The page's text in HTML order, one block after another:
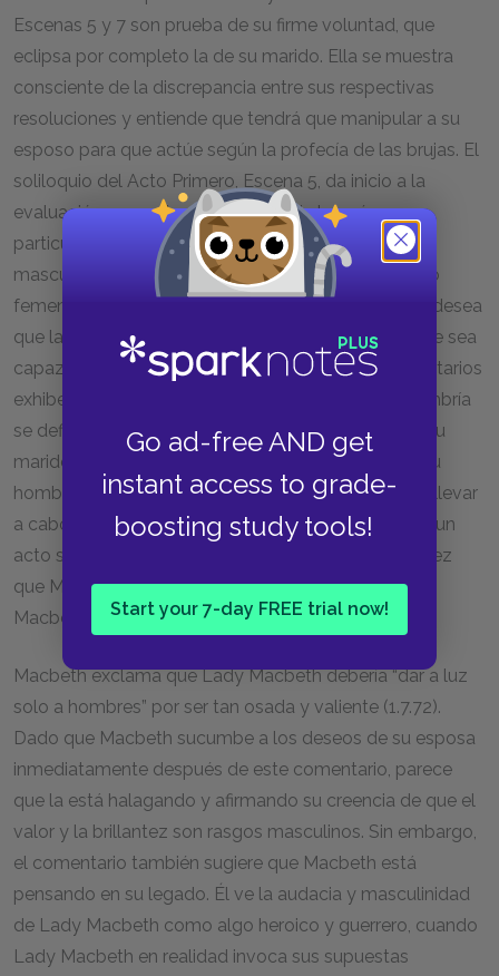
Go ad-free AND get
instant access to grade-
boosting study tools!
Start your 7-day FREE trial now!
Escenas 5 y 7 son prueba de su firme voluntad, que
eclipsa por completo la de su marido. Ella se muestra
consciente de la discrepancia entre sus respectivas
resoluciones y entiende que tendrá que manipular a su
esposo para que actúe según la profecía de las brujas. El
soliloquio del Acto Primero, Escena 5, da inicio a la
evaluación que se hace del papel de los géneros,
particularmente del valor y de la naturaleza de la
masculinidad. En el soliloquio, ella desprecia su lado
femenino, suplicando “quítenme toda feminidad” y desea
que la leche de su pecho se cambie a “hiel”, para que sea
capaz de matar a Duncan ella misma. Estos comentarios
exhiben la creencia de Lady Macbeth en que la hombría
se define por el asesinato. Cuando, en la Escena 7, su
marido duda en asesinar a Duncan, ella cuestiona su
hombría y compara implícitamente su voluntad de llevar
a cabo el plan con su capacidad para llevar a cabo un
acto sexual (1.7.38-41). A lo largo de la obra, cada vez
que Macbeth muestra signos de debilidad, Lady
Macbeth insinúa que es menos hombre.
Macbeth exclama que Lady Macbeth debería “dar a luz
solo a hombres” por ser tan osada y valiente (1.7.72).
Dado que Macbeth sucumbe a los deseos de su esposa
inmediatamente después de este comentario, parece
que la está halagando y afirmando su creencia de que el
valor y la brillantez son rasgos masculinos. Sin embargo,
el comentario también sugiere que Macbeth está
pensando en su legado. Él ve la audacia y masculinidad
de Lady Macbeth como algo heroico y guerrero, cuando
Lady Macbeth en realidad invoca sus supuestas